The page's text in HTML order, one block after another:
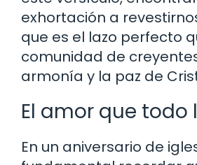
exhortación a
que es el lazo perfecto
comunidad de
armonía y la paz de
El amor que todo
En un aniversario de